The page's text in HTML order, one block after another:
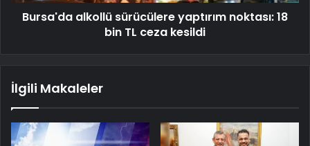
Bursa'da alkollü sürücülere yaptırım noktası: 18
bin TL ceza kesildi
İlgili Makaleler